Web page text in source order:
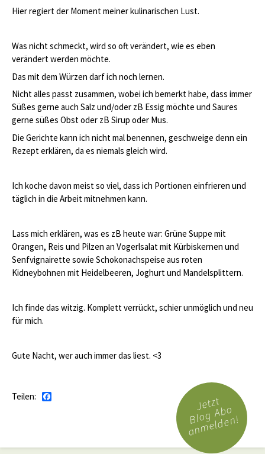
Hier regiert der Moment meiner kulinarischen Lust.
Was nicht schmeckt, wird so oft verändert, wie es eben
verändert werden möchte.
Das mit dem Würzen darf ich noch lernen.
Nicht alles passt zusammen, wobei ich bemerkt habe, dass immer
Süßes gerne auch Salz und/oder zB Essig möchte und Saures
gerne süßes Obst oder zB Sirup oder Mus.
Die Gerichte kann ich nicht mal benennen, geschweige denn ein
Rezept erklären, da es niemals gleich wird.
Ich koche davon meist so viel, dass ich Portionen einfrieren und
täglich in die Arbeit mitnehmen kann.
Lass mich erklären, was es zB heute war: Grüne Suppe mit
Orangen, Reis und Pilzen an Vogerlsalat mit Kürbiskernen und
Senfvignairette sowie Schokonachspeise aus roten
Kidneybohnen mit Heidelbeeren, Joghurt und Mandelsplittern.
Ich finde das witzig. Komplett verrückt, schier unmöglich und neu
für mich.
Gute Nacht, wer auch immer das liest. <3
Teilen: Jetzt
Blog Abo
anmelden!